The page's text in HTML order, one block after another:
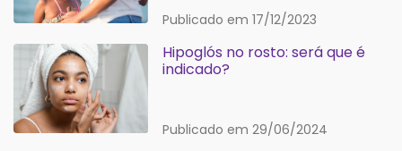
Publicado em 17/12/2023
Hipoglós no rosto: será que é
indicado?
Publicado em 29/06/2024